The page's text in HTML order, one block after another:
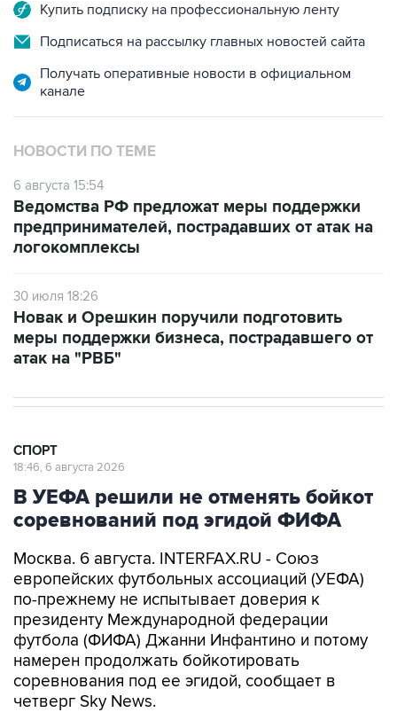
Купить подписку на профессиональную ленту
Подписаться на рассылку главных новостей сайта
Получать оперативные новости в официальном
канале
НОВОСТИ ПО ТЕМЕ
6 августа 15:54
Ведомства РФ предложат меры поддержки
предпринимателей, пострадавших от атак на
логокомплексы
30 июля 18:26
Новак и Орешкин поручили подготовить
меры поддержки бизнеса, пострадавшего от
атак на "РВБ"
СПОРТ
18:46, 6 августа 2026
В УЕФА решили не отменять бойкот
соревнований под эгидой ФИФА
Москва. 6 августа. INTERFAX.RU - Союз
европейских футбольных ассоциаций (УЕФА)
по-прежнему не испытывает доверия к
президенту Международной федерации
футбола (ФИФА) Джанни Инфантино и потому
намерен продолжать бойкотировать
соревнования под ее эгидой, сообщает в
четверг Sky News.